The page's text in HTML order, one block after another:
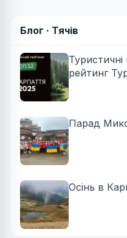
Блог · Тячів
рейтинг
Парад
Осінь в